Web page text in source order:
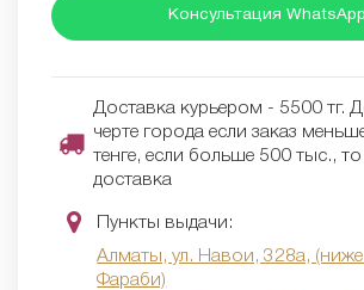
Консультация WhatsApp
Доставка курьером - 5500 тг.
черте города если заказ
тенге, если больше 500 тыс., то
доставка
Пункты выдачи:
Алматы, ул. Навои, 328а, (ниже
Фараби)